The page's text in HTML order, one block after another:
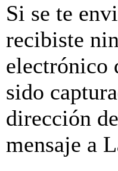
Si se te
recibiste
electrónico
sido
dirección
mensaje a